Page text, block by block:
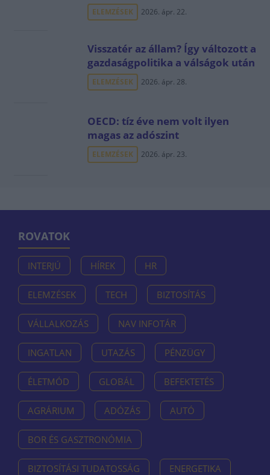
ELEMZÉSEK 2026. ápr. 22.
Visszatér az állam? Így változott a
gazdaságpolitika a válságok után
ELEMZÉSEK 2026. ápr. 28.
OECD: tíz éve nem volt ilyen
magas az adószint
ELEMZÉSEK 2026. ápr. 23.
ROVATOK
INTERJÚ HÍREK HR
ELEMZÉSEK TECH BIZTOSÍTÁS
VÁLLALKOZÁS NAV INFOTÁR
INGATLAN UTAZÁS PÉNZÜGY
ÉLETMÓD GLOBÁL BEFEKTETÉS
AGRÁRIUM ADÓZÁS AUTÓ
BOR ÉS GASZTRONÓMIA
BIZTOSÍTÁSI TUDATOSSÁG ENERGETIKA